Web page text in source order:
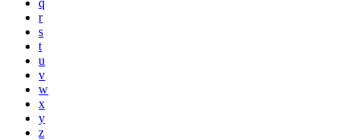
q
r
s
t
u
v
w
x
y
z